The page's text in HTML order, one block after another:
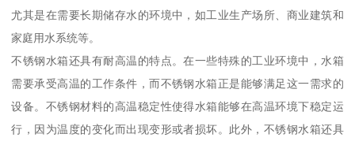
尤其是在需要长期储存水的环境中，如工业生产场所、商业建筑和
家庭用水系统等。
不锈钢水箱还具有耐高温的特点。在一些特殊的工业环境中，水箱
需要承受高温的工作条件，而不锈钢水箱正是能够满足这一需求的
设备。不锈钢材料的高温稳定性使得水箱能够在高温环境下稳定运
行，因为温度的变化而出现变形或者损坏。此外，不锈钢水箱还具